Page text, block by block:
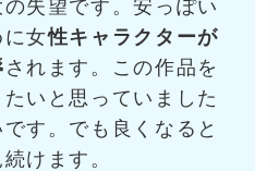
失望です。安っぽい
に女性キャラクターが
されます。この作品を
いと思っていました
す。でも良くなると
けます。